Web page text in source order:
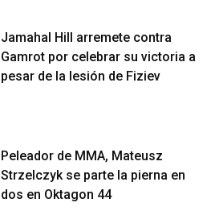
Jamahal Hill arremete contra
Gamrot por celebrar su victoria a
pesar de la lesión de Fiziev
Peleador de MMA, Mateusz
Strzelczyk se parte la pierna en
dos en Oktagon 44